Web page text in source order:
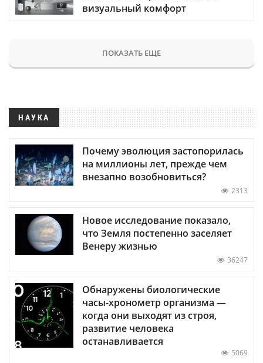
визуальный комфорт
ПОКАЗАТЬ ЕЩЕ
НАУКА
Почему эволюция застопорилась
на миллионы лет, прежде чем
внезапно возобновиться?
2313
Новое исследование показало,
что Земля постепенно заселяет
Венеру жизнью
36247
Обнаружены биологические
часы-хронометр организма —
когда они выходят из строя,
развитие человека
останавливается
5069